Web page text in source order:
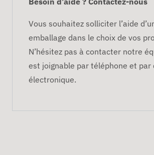
Vous souhaitez solliciter l’aide
emballage dans le choix de vos
N’hésitez pas à contacter notre
est joignable par téléphone et par
électronique.